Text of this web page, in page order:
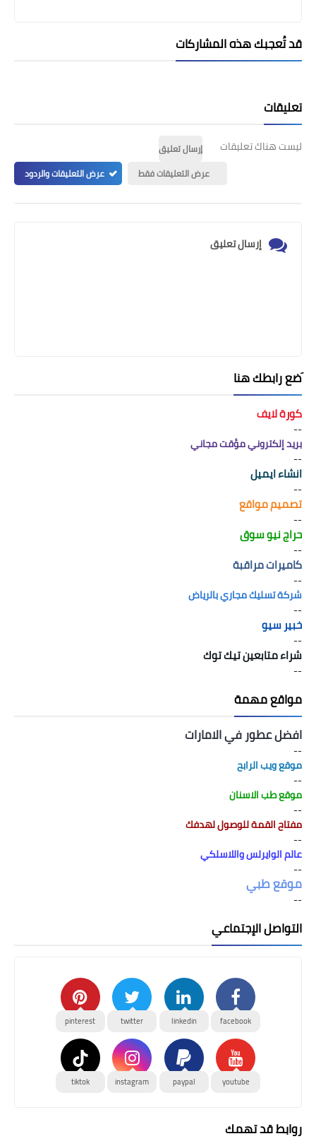
قد تُعجبك هذه المشاركات
تعليقات
ليست هناك تعليقات
إرسال تعليق
عرض التعليقات فقط
عرض التعليقات والردود
إرسال تعليق
َضع رابطك هنا
كورة لايف
--
بريد إلكتروني مؤقت مجاني
--
انشاء ايميل
--
تصميم مواقع
--
حراج نيو سوق
--
كاميرات مراقبة
--
شركة تسليك مجاري بالرياض
--
خبير سيو
--
شراء متابعين تيك توك
--
مواقع مهمة
افضل عطور في الامارات
--
موقع ويب الرابح
--
موقع طب الاسنان
--
مفتاح القمة للوصول لهدفك
--
عالم الوايرلس واللاسلكي
--
موقع طبي
--
التواصل الإجتماعي
facebook
linkedin
twitter
pinterest
youtube
paypal
instagram
tiktok
روابط قد تهمك